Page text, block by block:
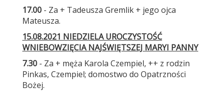
17.00 - Za + Tadeusza Gremlik + jego ojca
Mateusza.
15.08.2021 NIEDZIELA UROCZYSTOŚĆ
WNIEBOWZIĘCIA NAJŚWIĘTSZEJ MARYI PANNY
7.30 - Za + męża Karola Czempiel, ++ z rodzin
Pinkas, Czempiel; domostwo do Opatrzności
Bożej.